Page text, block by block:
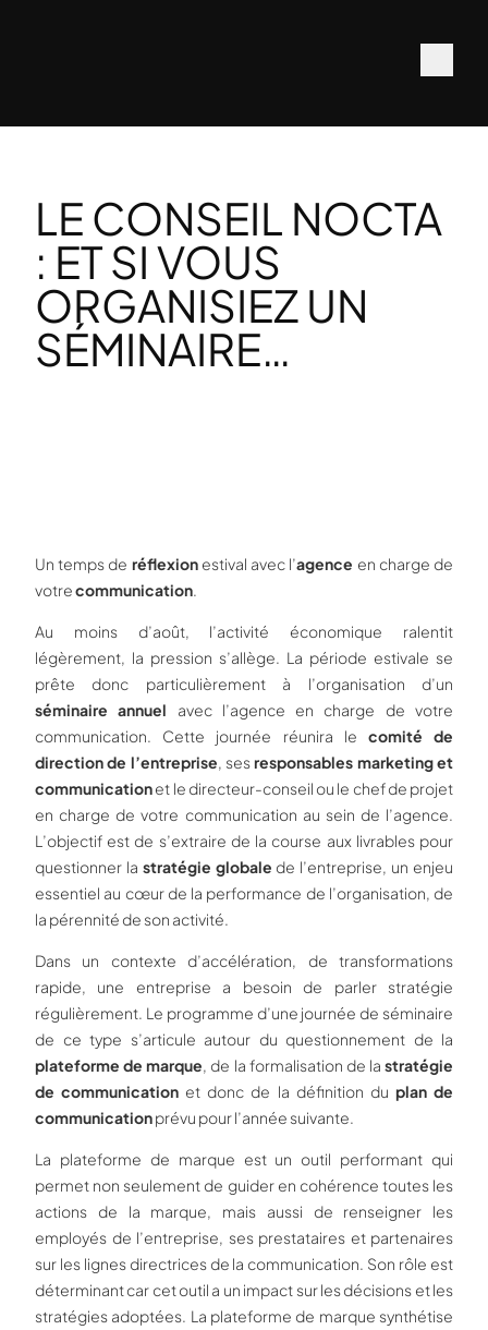
LE CONSEIL NOCTA
: ET SI VOUS
ORGANISIEZ UN
SÉMINAIRE…
Un temps de réflexionestival avec l’agence en charge de
votrecommunication.
Au moins d’août, l’activité économique ralentit
légèrement, la pression s’allège. La période estivale se
prête donc particulièrement à l’organisation d’un
séminaire annuel avec l’agence en charge de votre
communication. Cette journée réunira le comité de
direction de l’entreprise, sesresponsables marketing et
communicationet le directeur-conseil ou le chef de projet
en charge de votre communication au sein de l’agence.
L’objectif est de s’extraire de la course aux livrables pour
questionner la stratégie globale de l’entreprise, un enjeu
essentiel au cœur de la performance de l’organisation, de
la pérennité de son activité.
Dans un contexte d’accélération, de transformations
rapide, une entreprise a besoin de parler stratégie
régulièrement. Le programme d’une journée de séminaire
de ce type s’articule autour du questionnement de la
plateforme de marque, de la formalisation de la stratégie
de communication et donc de la définition du plan de
communicationprévu pour l’année suivante.
La plateforme de marque est un outil performant qui
permet non seulement de guider en cohérence toutes les
actions de la marque, mais aussi de renseigner les
employés de l’entreprise, ses prestataires et partenaires
sur les lignes directrices de la communication. Son rôle est
déterminant car cet outil a un impact sur les décisions et les
stratégies adoptées. La plateforme de marque synthétise